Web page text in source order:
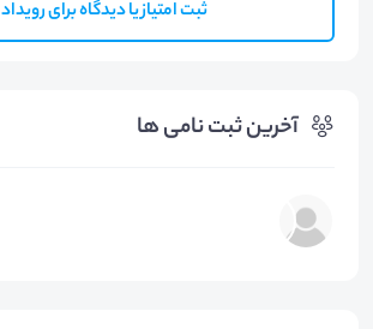
ثبت امتیاز یا دیدگاه برای رویداد
آخرین ثبت نامی ها